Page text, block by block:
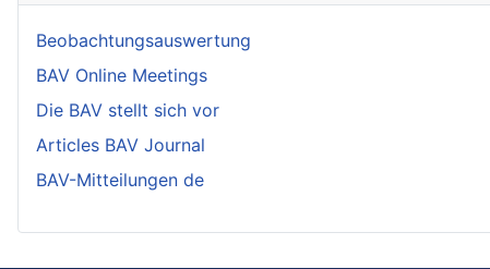
Beobachtungsauswertung
BAV Online Meetings
Die BAV stellt sich vor
Articles BAV Journal
BAV-Mitteilungen de